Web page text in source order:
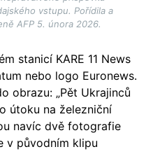
vstupu. Pořídila a
AFP 5. února 2026.
stanicí KARE 11 News
nebo logo Euronews.
obrazu: „Pět Ukrajinců
útoku na železniční
navíc dvě fotografie
v původním klipu